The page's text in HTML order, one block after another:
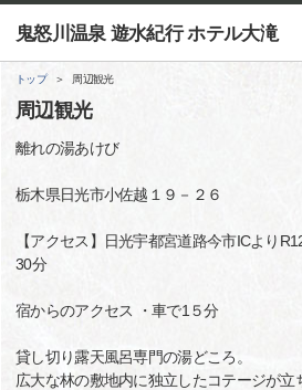
鬼怒川温泉 遊水紀行 ホテル大滝
トップ 周辺観光
周辺観光
離れの湯あけび
栃木県日光市小佐越１９－２６
【アクセス】日光宇都宮道路今市ICより
30分
宿からのアクセス ・車で1５分
貸し切り露天風呂専門の湯どころ。
広大な林の敷地内に独立したコテージが